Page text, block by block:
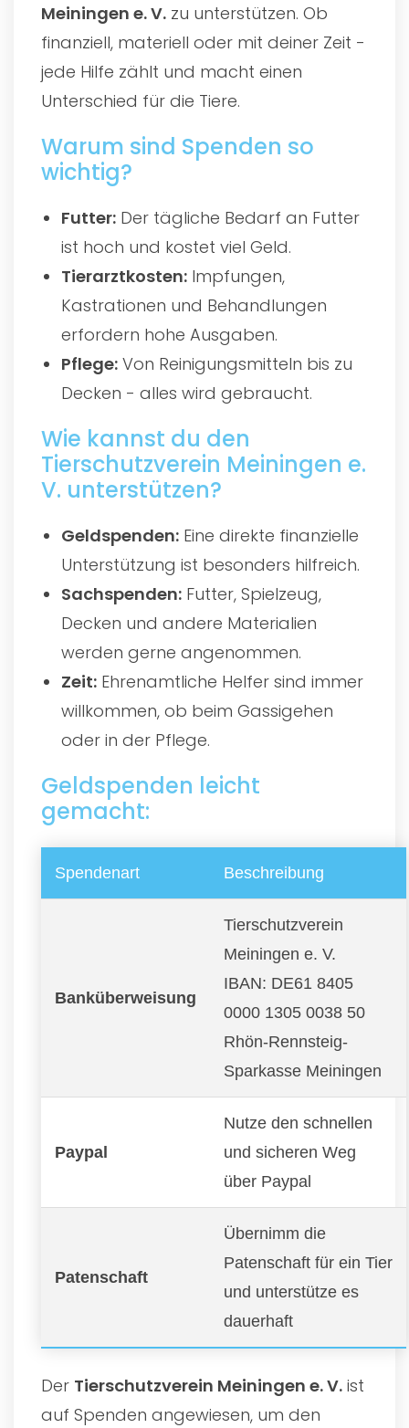
Meiningen e. V. zu unterstützen. Ob
finanziell, materiell oder mit deiner Zeit -
jede Hilfe zählt und macht einen
Unterschied für die Tiere.
Warum sind Spenden so
wichtig?
Futter: Der tägliche Bedarf an Futter
ist hoch und kostet viel Geld.
Tierarztkosten: Impfungen,
Kastrationen und Behandlungen
erfordern hohe Ausgaben.
Pflege: Von Reinigungsmitteln bis zu
Decken - alles wird gebraucht.
Wie kannst du den
Tierschutzverein Meiningen e.
V. unterstützen?
Geldspenden: Eine direkte finanzielle
Unterstützung ist besonders hilfreich.
Sachspenden: Futter, Spielzeug,
Decken und andere Materialien
werden gerne angenommen.
Zeit: Ehrenamtliche Helfer sind immer
willkommen, ob beim Gassigehen
oder in der Pflege.
Geldspenden leicht
gemacht:
Spendenart Beschreibung
Banküberweisung
Tierschutzverein
Meiningen e. V.
IBAN: DE61 8405
0000 1305 0038 50
Rhön-Rennsteig-
Sparkasse Meiningen
Paypal
Nutze den schnellen
und sicheren Weg
über Paypal
Patenschaft
Übernimm die
Patenschaft für ein Tier
und unterstütze es
dauerhaft
Der Tierschutzverein Meiningen e. V. ist
auf Spenden angewiesen, um den